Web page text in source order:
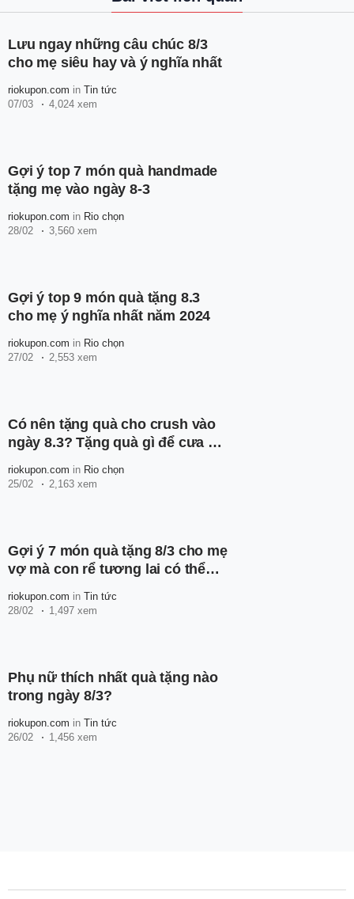
Lưu ngay những câu chúc 8/3
cho mẹ siêu hay và ý nghĩa nhất
riokupon.com in Tin tức
07/03
4,024 xem
Gợi ý top 7 món quà handmade
tặng mẹ vào ngày 8-3
riokupon.com in Rio chọn
28/02
3,560 xem
Gợi ý top 9 món quà tặng 8.3
cho mẹ ý nghĩa nhất năm 2024
riokupon.com in Rio chọn
27/02
2,553 xem
Có nên tặng quà cho crush vào
ngày 8.3? Tặng quà gì để cưa đổ
riokupon.com in Rio chọn
25/02
2,163 xem
Gợi ý 7 món quà tặng 8/3 cho mẹ
vợ mà con rể tương lai có thể
riokupon.com in Tin tức
28/02
1,497 xem
Phụ nữ thích nhất quà tặng nào
trong ngày 8/3?
riokupon.com in Tin tức
26/02
1,456 xem